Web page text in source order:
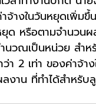
างในวันหยุดเพิ่มขึ้
ยุด หรือตามจำนวน
นวณเป็นหน่วย สำห
2 เท่า ของค่าจ้า
งาน ที่ทำได้สำหรับ